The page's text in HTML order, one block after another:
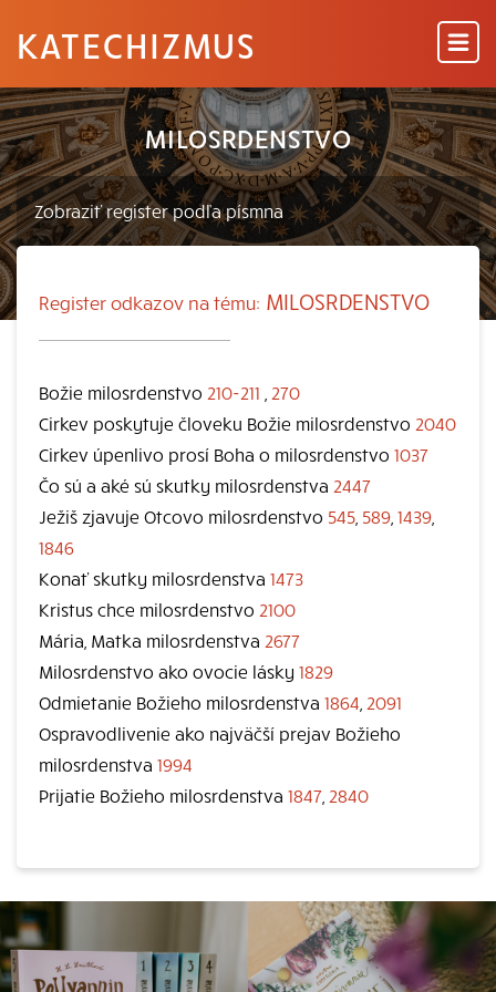
KATECHIZMUS
MILOSRDENSTVO
Register odkazov na tému: MILOSRDENSTVO
Božie milosrdenstvo 210-211 270
Cirkev poskytuje človeku Božie milosrdenstvo 2040
Cirkev úpenlivo prosí Boha o milosrdenstvo 1037
Čo sú a aké sú skutky milosrdenstva 2447
Ježiš zjavuje Otcovo milosrdenstvo 545 589 1439
1846
Konať skutky milosrdenstva 1473
Kristus chce milosrdenstvo 2100
Mária, Matka milosrdenstva 2677
Milosrdenstvo ako ovocie lásky 1829
Odmietanie Božieho milosrdenstva 1864 2091
Ospravodlivenie ako najväčší prejav Božieho
milosrdenstva 1994
Prijatie Božieho milosrdenstva 1847 2840